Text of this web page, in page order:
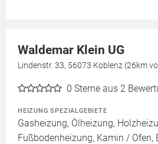
Waldemar Klein UG
Lindenstr. 33, 56073 Koblenz (26km
0 Sterne aus 2
HEIZUNG SPEZIALGEBIETE
Gasheizung, Ölheizung,
Fußbodenheizung, Kamin / Ofen,